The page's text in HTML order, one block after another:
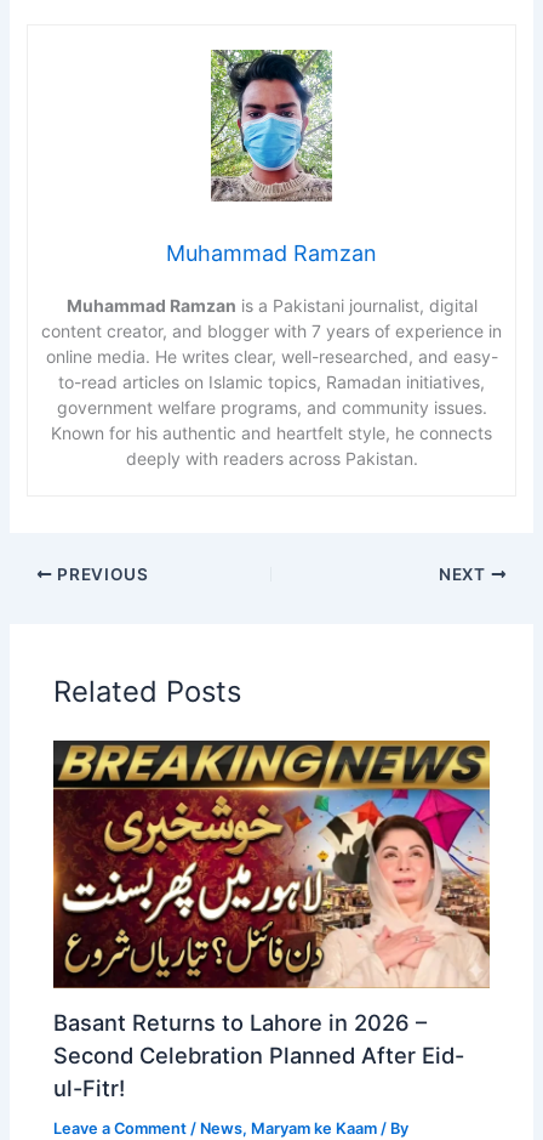
Muhammad Ramzan
Muhammad Ramzan is a Pakistani journalist, digital
content creator, and blogger with 7 years of experience in
online media. He writes clear, well-researched, and easy-
to-read articles on Islamic topics, Ramadan initiatives,
government welfare programs, and community issues.
Known for his authentic and heartfelt style, he connects
deeply with readers across Pakistan.
PREVIOUS NEXT
Related Posts
Basant Returns to Lahore in 2026 –
Second Celebration Planned After Eid-
ul-Fitr!
Leave a Comment / News, Maryam ke Kaam / By